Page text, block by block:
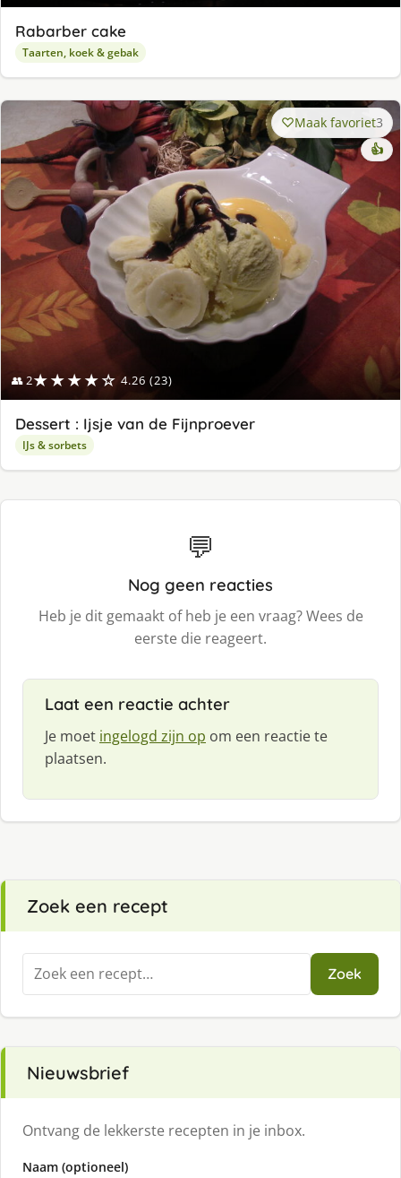
Rabarber cake
Taarten, koek & gebak
👥 2★★★★☆ 4.26 (23)
Maak favoriet3
👍
Dessert : Ijsje van de Fijnproever
IJs & sorbets
💬
Nog geen reacties
Heb je dit gemaakt of heb je een vraag? Wees de
eerste die reageert.
Laat een reactie achter
Je moet ingelogd zijn op om een reactie te
plaatsen.
Zoek een recept
Zoeken
naar:
Zoek
Nieuwsbrief
Ontvang de lekkerste recepten in je inbox.
Naam (optioneel)